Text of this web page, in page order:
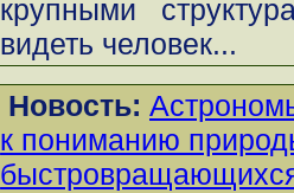
крупными
видеть человек...
Новость:
к пониманию